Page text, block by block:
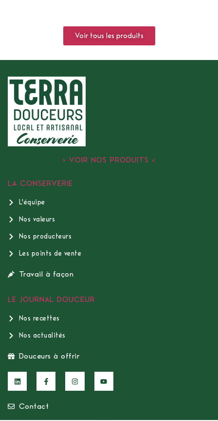
Voir tous les produits
> VOIR NOS PRODUITS <
LA CONSERVERIE
L'équipe
Nos valeurs
Nos producteurs
Les points de vente
Travail à façon
LE JOURNAL DOUCEUR
Nos recettes
Nos actualités
Douceurs à offrir
Contact